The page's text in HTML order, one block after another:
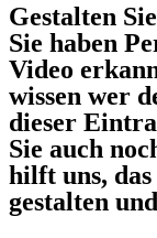
Gestalten
Sie haben
Video
wissen wer
dieser
Sie auch
hilft uns,
gestalten